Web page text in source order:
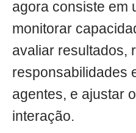
agora consiste em
monitorar
avaliar resultados,
responsabilidades
agentes, e ajustar
interação.